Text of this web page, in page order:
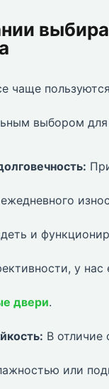
чаще
выбором для
и
у
двери.
В отличие
или